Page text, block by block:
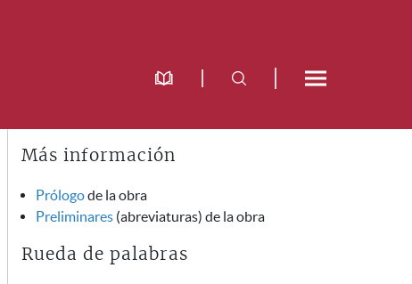
Más información
Prólogode la obra
Preliminares (abreviaturas) de la obra
Rueda de palabras